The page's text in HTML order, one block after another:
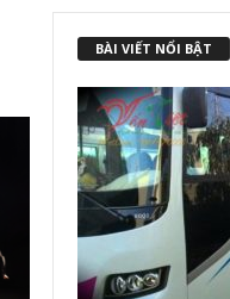
BÀI VIẾT NỔI BẬT